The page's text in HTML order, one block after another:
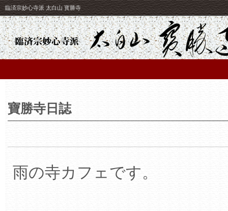
臨済宗妙心寺派 太白山 寳勝寺
寶勝寺日誌
雨の寺カフェです。